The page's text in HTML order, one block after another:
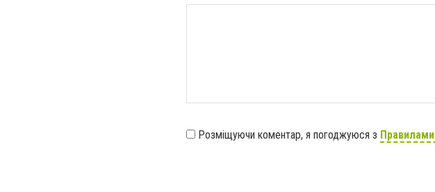
Розміщуючи коментар, я погоджуюся з